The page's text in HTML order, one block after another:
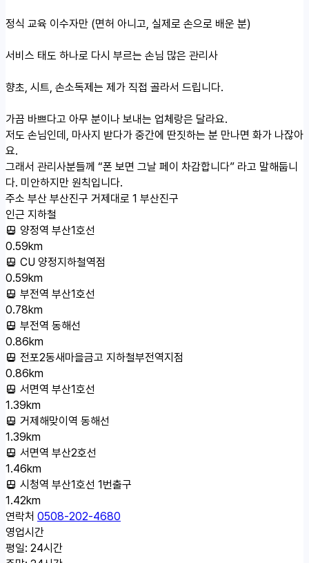
정식 교육 이수자만 (면허 아니고, 실제로 손으로 배운 분)
서비스 태도 하나로 다시 부르는 손님 많은 관리사
향초, 시트, 손소독제는 제가 직접 골라서 드립니다.
가끔 바쁘다고 아무 분이나 보내는 업체랑은 달라요.
저도 손님인데, 마사지 받다가 중간에 딴짓하는 분 만나면 화가 나잖아
요.
그래서 관리사분들께 “폰 보면 그날 페이 차감합니다” 라고 말해둡니
다. 미안하지만 원칙입니다.
주소 부산 부산진구 거제대로 1 부산진구
인근 지하철
양정역 부산1호선
0.59km
CU 양정지하철역점
0.59km
부전역 부산1호선
0.78km
부전역 동해선
0.86km
전포2동새마을금고 지하철부전역지점
0.86km
서면역 부산1호선
1.39km
거제해맞이역 동해선
1.39km
서면역 부산2호선
1.46km
시청역 부산1호선 1번출구
1.42km
연락처 0508-202-4680
영업시간
평일: 24시간